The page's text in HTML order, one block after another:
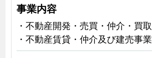
事業内容
・不動産開発・売買・仲介・買取
・不動産賃貸・仲介及び建売事業